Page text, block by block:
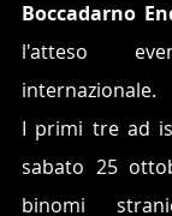
Boccadarno
l'atteso
internazionale.
I primi tre ad
sabato 25
binomi